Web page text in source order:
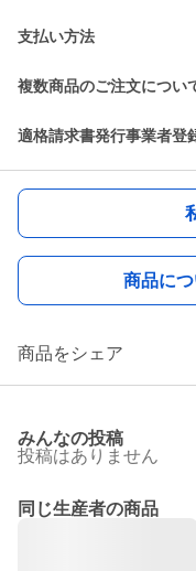
支払い方法
複数商品のご注文につい
適格請求書発行事業者登
商品に
商品をシェア
みんなの投稿
投稿はありません
同じ生産者の商品